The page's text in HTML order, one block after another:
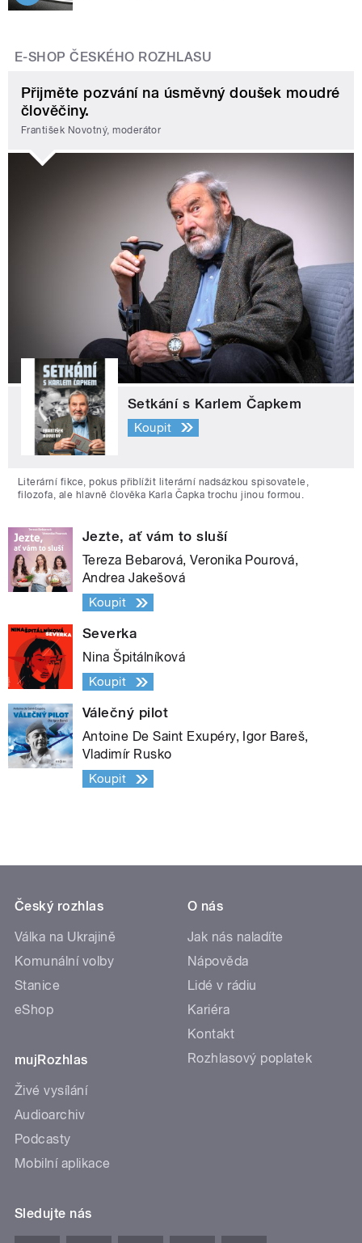
E-SHOP ČESKÉHO ROZHLASU
Přijměte pozvání na úsměvný doušek moudré
člověčiny.
František Novotný, moderátor
Setkání s Karlem Čapkem
Koupit
Literární fikce, pokus přiblížit literární nadsázkou spisovatele,
filozofa, ale hlavně člověka Karla Čapka trochu jinou formou.
Jezte, ať vám to sluší
Tereza Bebarová, Veronika Pourová,
Andrea Jakešová
Koupit
Severka
Nina Špitálníková
Koupit
Válečný pilot
Antoine De Saint Exupéry, Igor Bareš,
Vladimír Rusko
Koupit
Český rozhlas
Válka na Ukrajině
Komunální volby
Stanice
eShop
mujRozhlas
Živé vysílání
Audioarchiv
Podcasty
Mobilní aplikace
O nás
Jak nás naladíte
Nápověda
Lidé v rádiu
Kariéra
Kontakt
Rozhlasový poplatek
Sledujte nás